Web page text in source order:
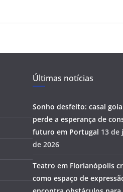
Últimas notícias
Sonho desfeito: casal
perde a esperança de
futuro em Portugal 13 de
de 2026
Teatro em Florianópolis
como espaço de